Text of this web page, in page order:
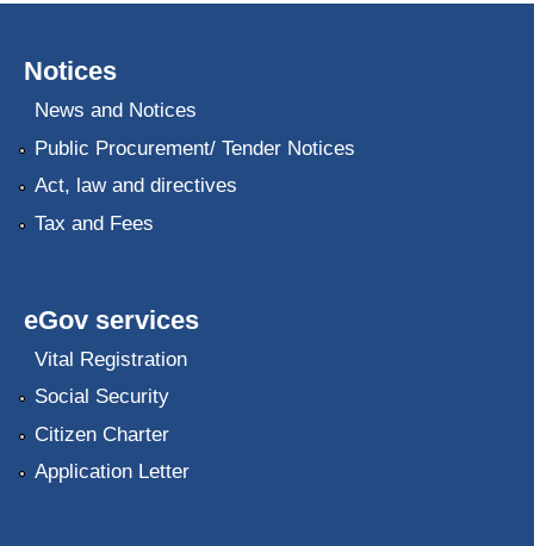
Notices
News and Notices
Public Procurement/ Tender Notices
Act, law and directives
Tax and Fees
eGov services
Vital Registration
Social Security
Citizen Charter
Application Letter